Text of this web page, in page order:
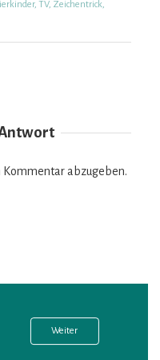
, TV, Zeichentrick,
abzugeben.
Weiter